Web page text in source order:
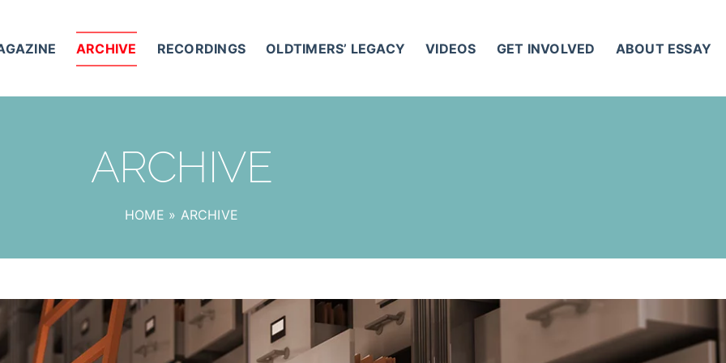
ARCHIVE RECORDINGS OLDTIMERS’ LEGACY VIDEOS GET INVOLVED ABOUT ESSAY
ARCHIVE
HOME » ARCHIVE